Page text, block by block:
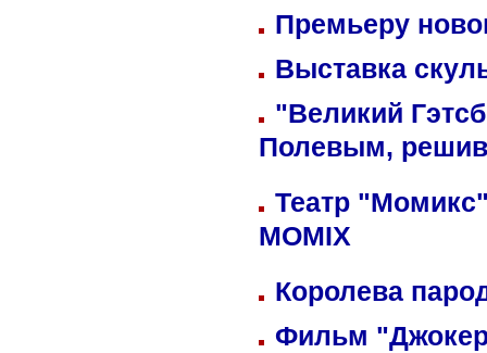
Премьеру
Выставка
"Великий
Полевым,
Театр
MOMIX
Королева
Фильм